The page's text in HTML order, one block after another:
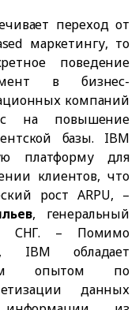
переход от
маркетингу, то
поведение
в бизнес-
компаний
на повышение
базы. IBM
платформу для
клиентов, что
рост ARPU, –
, генеральный
СНГ. – Помимо
IBM обладает
опытом по
данных